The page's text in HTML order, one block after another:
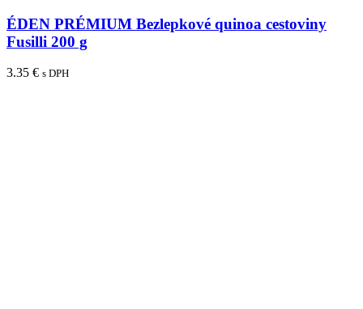
ÉDEN PRÉMIUM Bezlepkové quinoa cestoviny
Fusilli 200 g
3.35 € s DPH